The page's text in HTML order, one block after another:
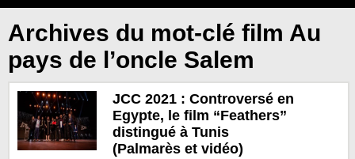
Archives du mot-clé film Au
pays de l’oncle Salem
JCC 2021 : Controversé en
Egypte, le film “Feathers”
distingué à Tunis
(Palmarès et vidéo)